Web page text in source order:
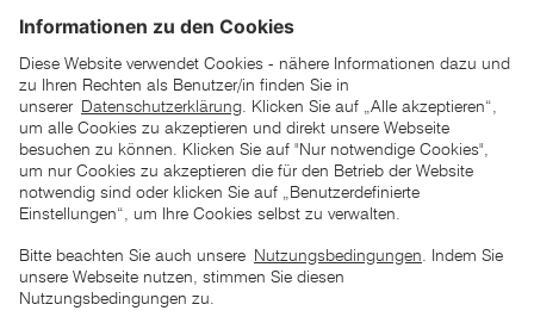
*der "statt"-Preis ist der niedrigste von uns in den letzten 30
Tagen vor Beginn dieser Aktion verlangte Preis
unter den UVP Preisen auf dieser Website sind die
zu verstehen